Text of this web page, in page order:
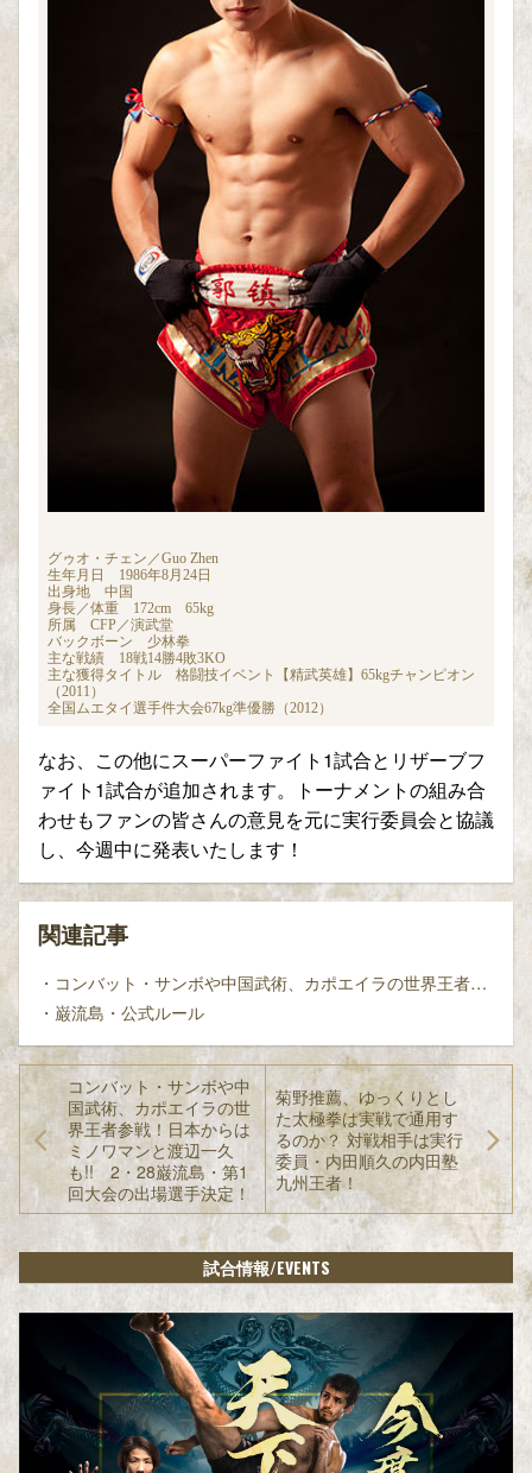
グゥオ・チェン／Guo Zhen
生年月日 1986年8月24日
出身地 中国
身長／体重 172cm 65kg
所属 CFP／演武堂
バックボーン 少林拳
主な戦績 18戦14勝4敗3KO
主な獲得タイトル 格闘技イベント【精武英雄】65kgチャンピオン
（2011）
全国ムエタイ選手件大会67kg準優勝（2012）
なお、この他にスーパーファイト1試合とリザーブフ
ァイト1試合が追加されます。トーナメントの組み合
わせもファンの皆さんの意見を元に実行委員会と協議
し、今週中に発表いたします！
関連記事
・コンバット・サンボや中国武術、カポエイラの世界王者参戦！日本からはミノワマンと渡辺一久も!! 2・28巌流島・第1回大会の出場選手決定！
・巌流島・公式ルール
コンバット・サンボや中
国武術、カポエイラの世
界王者参戦！日本からは
ミノワマンと渡辺一久
も!! 2・28巌流島・第1
回大会の出場選手決定！
菊野推薦、ゆっくりとし
た太極拳は実戦で通用す
るのか？ 対戦相手は実行
委員・内田順久の内田塾
九州王者！
試合情報/EVENTS